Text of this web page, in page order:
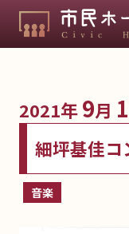
2021年9月
細坪基佳
音楽